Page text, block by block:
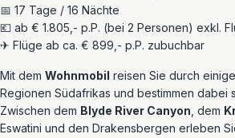
📅 17 Tage / 16 Nächte
💶 ab € 1.805,- p.P. (bei 2 Personen) exkl.
✈ Flüge ab ca. € 899,- p.P. zubuchbar
Mit dem Wohnmobil reisen Sie durch
Regionen Südafrikas und bestimmen dabei
Zwischen dem Blyde River Canyon , dem
Eswatini und den Drakensbergen erleben